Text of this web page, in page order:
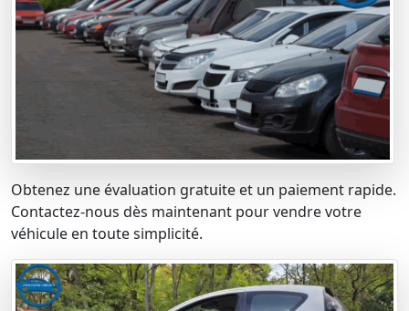
Obtenez une évaluation gratuite et un paiement rapide.
Contactez-nous dès maintenant pour vendre votre
véhicule en toute simplicité.